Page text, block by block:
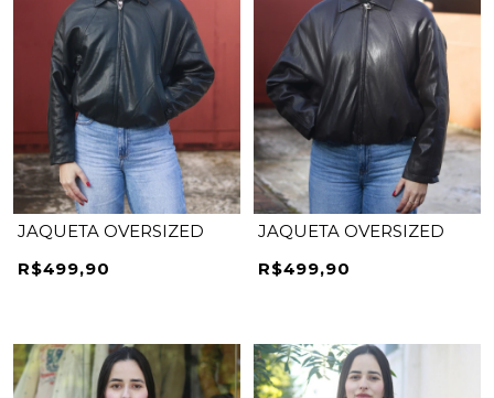
JAQUETA OVERSIZED
R$499,90
JAQUETA OVERSIZED
R$499,90